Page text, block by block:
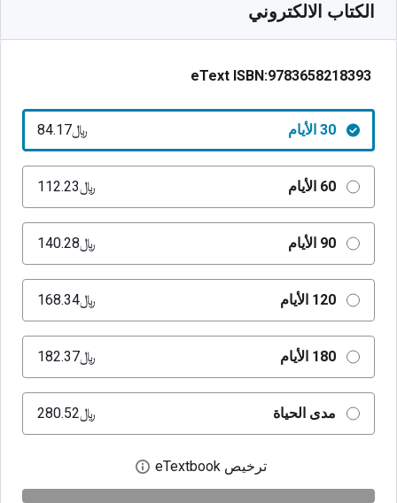
الكتاب الالكتروني
eText ISBN:9783658218393
30 الأيام ﷼‎84.17
60 الأيام ﷼‎112.23
90 الأيام ﷼‎140.28
120 الأيام ﷼‎168.34
180 الأيام ﷼‎182.37
مدى الحياة ﷼‎280.52
ترخيص eTextbook افتح مربع حوار